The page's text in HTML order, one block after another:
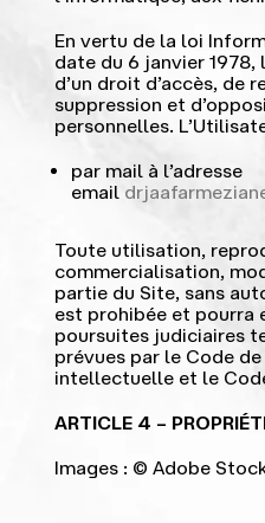
En vertu de la loi
date du 6 janvier 1978,
d’un droit d’accès, de
suppression et
personnelles.
par mail à l’adresse
email
Toute utilisation,
commercialisation,
partie du Site, sans
est prohibée et pourra
poursuites judiciaires
prévues par le Code
intellectuelle et le
ARTICLE 4 –
Images : © Adobe